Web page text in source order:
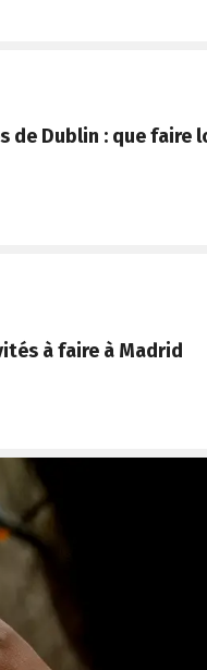
de Dublin : que faire
à faire à Madrid